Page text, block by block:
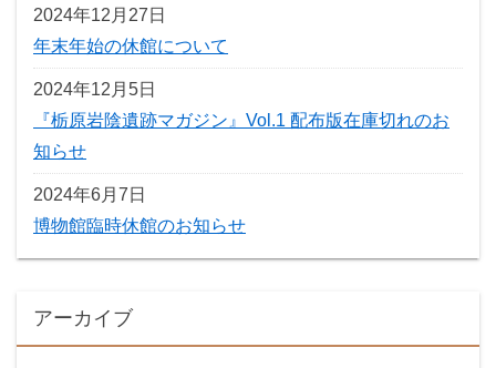
2024年12月27日
年末年始の休館について
2024年12月5日
『栃原岩陰遺跡マガジン』Vol.1 配布版在庫切れのお
知らせ
2024年6月7日
博物館臨時休館のお知らせ
アーカイブ